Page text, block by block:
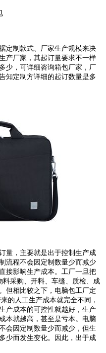
制款式、厂家生产规模来决
产厂家，其起订量要求不一样
少，可详细咨询箱包厂家，厂
知定制方详细的起订数量是多
，主要就是出于控制生产成
流程不会因定制数量少而减少
接影响生产成本。工厂一旦把
采购、开料、车缝、质检、成
但相比较之下，电脑包工厂定
的人工生产成本就完全不同，
产成本的可控性就越好，生产
本就越高，甚至是亏本。电脑
会因定制数量少而减少，但生
少而发生变化。因此，出于成